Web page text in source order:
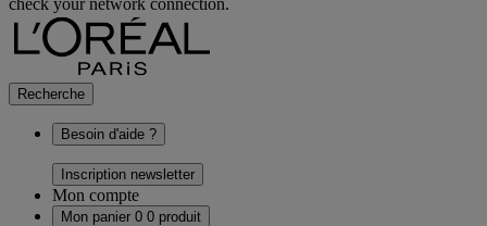
check your network connection.
Recherche
Besoin d'aide ?
Inscription newsletter
Mon compte
Mon panier 0 0 produit